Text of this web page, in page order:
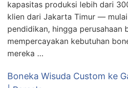
kapasitas produksi lebih dari
klien dari Jakarta Timur —
pendidikan, hingga perusahaan
mempercayakan kebutuhan
mereka …
Boneka Wisuda Custom ke